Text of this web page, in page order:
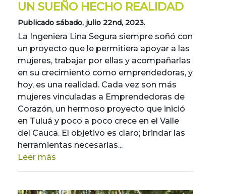
UN SUEÑO HECHO REALIDAD
Publicado sábado, julio 22nd, 2023.
La Ingeniera Lina Segura siempre soñó con
un proyecto que le permitiera apoyar a las
mujeres, trabajar por ellas y acompañarlas
en su crecimiento como emprendedoras, y
hoy, es una realidad. Cada vez son más
mujeres vinculadas a Emprendedoras de
Corazón, un hermoso proyecto que inició
en Tuluá y poco a poco crece en el Valle
del Cauca. El objetivo es claro; brindar las
herramientas necesarias...
Leer más